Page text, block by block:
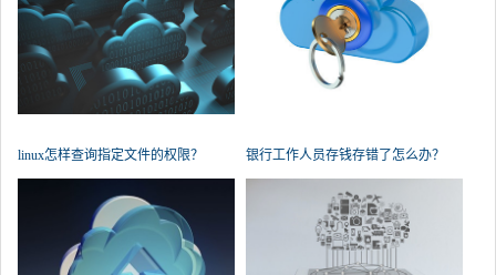
linux怎样查询指定文件的权限？ 银行工作人员存钱存错了怎么办？